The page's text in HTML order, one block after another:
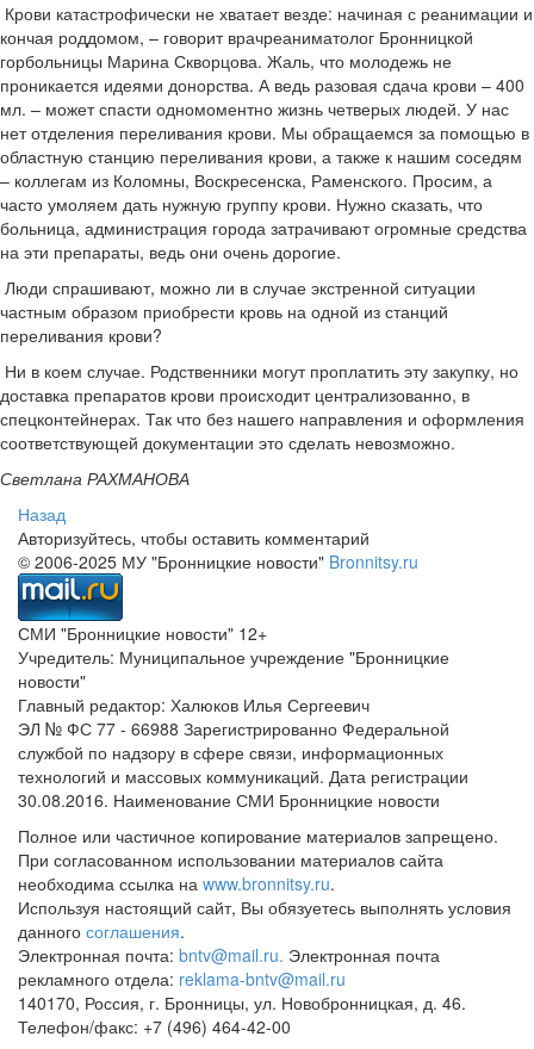
­ Крови катастрофически не хватает везде: начиная с реанимации и
кончая роддомом, – говорит врач­реаниматолог Бронницкой
горбольницы Марина Скворцова.­ Жаль, что молодежь не
проникается идеями донорства. А ведь разовая сдача крови – 400
мл. – может спасти одномоментно жизнь четверых людей. У нас
нет отделения переливания крови. Мы обращаемся за помощью в
областную станцию переливания крови, а также к нашим соседям
– коллегам из Коломны, Воскресенска, Раменского. Просим, а
часто умоляем дать нужную группу крови. Нужно сказать, что
больница, администрация города затрачивают огромные средства
на эти препараты, ведь они очень дорогие.
­ Люди спрашивают, можно ли в случае экстренной ситуации
частным образом приобрести кровь на одной из станций
переливания крови?
­ Ни в коем случае. Родственники могут проплатить эту закупку, но
доставка препаратов крови происходит централизованно, в
спецконтейнерах. Так что без нашего направления и оформления
соответствующей документации это сделать невозможно.
Светлана РАХМАНОВА
Назад
Авторизуйтесь, чтобы оставить комментарий
© 2006-2025 МУ "Бронницкие новости" Bronnitsy.ru
СМИ "Бронницкие новости" 12+
Учредитель: Муниципальное учреждение "Бронницкие
новости"
Главный редактор: Халюков Илья Сергеевич
ЭЛ № ФС 77 - 66988 Зарегистрированно Федеральной
службой по надзору в сфере связи, информационных
технологий и массовых коммуникаций. Дата регистрации
30.08.2016. Наименование СМИ Бронницкие новости
Полное или частичное копирование материалов запрещено.
При согласованном использовании материалов сайта
необходима ссылка на www.bronnitsy.ru.
Используя настоящий сайт, Вы обязуетесь выполнять условия
данного соглашения.
Электронная почта: bntv@mail.ru. Электронная почта
рекламного отдела: reklama-bntv@mail.ru
140170, Россия, г. Бронницы, ул. Новобронницкая, д. 46.
Телефон/факс: +7 (496) 464-42-00